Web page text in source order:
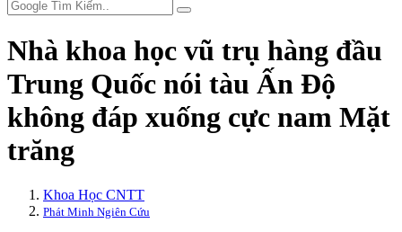
Nhà khoa học vũ trụ hàng đầu
Trung Quốc nói tàu Ấn Độ
không đáp xuống cực nam Mặt
trăng
Khoa Học CNTT
Phát Minh Ngiên Cứu